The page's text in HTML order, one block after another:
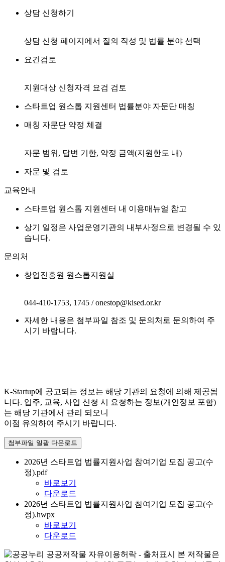
상담 신청하기
상담 신청 페이지에서 질의 작성 및 법률 분야 선택
요건검토
지원대상 신청자격 요검 검토
스타트업 원스톱 지원센터 법률분야 자문단 매칭
매칭 자문단 약정 체결
자문 범위, 답변 기한, 약정 금액(지원한도 내)
자문 및 검토
교육안내
스타트업 원스톱 지원센터 내 이용매뉴얼 참고
상기 일정은 사업운영기관의 내부사정으로 변경될 수 있
습니다.
문의처
창업진흥원 원스톱지원실
044-410-1753, 1745 / onestop@kised.or.kr
자세한 내용은 첨부파일 참조 및 문의처로 문의하여 주
시기 바랍니다.
K-Startup에 공고되는 정보는 해당 기관의 요청에 의해 제공됩
니다. 입주, 교육, 사업 신청 시 요청하는 정보(개인정보 포함)
는 해당 기관에서 관리 되오니
이점 유의하여 주시기 바랍니다.
첨부파일 일괄 다운로드
2026년 스타트업 법률지원사업 참여기업 모집 공고(수
정).pdf
바로보기
다운로드
2026년 스타트업 법률지원사업 참여기업 모집 공고(수
정).hwpx
바로보기
다운로드
본 저작물은